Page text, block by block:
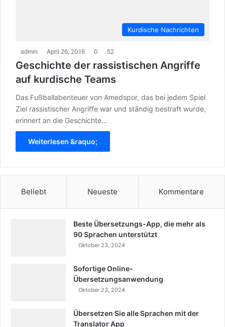
Kurdische Nachrichten
admin April 26, 2016 0 52
Geschichte der rassistischen Angriffe
auf kurdische Teams
Das Fußballabenteuer von Amedspor, das bei jedem Spiel
Ziel rassistischer Angriffe war und ständig bestraft wurde,
erinnert an die Geschichte…
Weiterlesen &raquo;
Beliebt Neueste Kommentare
Beste Übersetzungs-App, die mehr als
90 Sprachen unterstützt
Oktober 23, 2024
Sofortige Online-
Übersetzungsanwendung
Oktober 23, 2024
Übersetzen Sie alle Sprachen mit der
Translator App